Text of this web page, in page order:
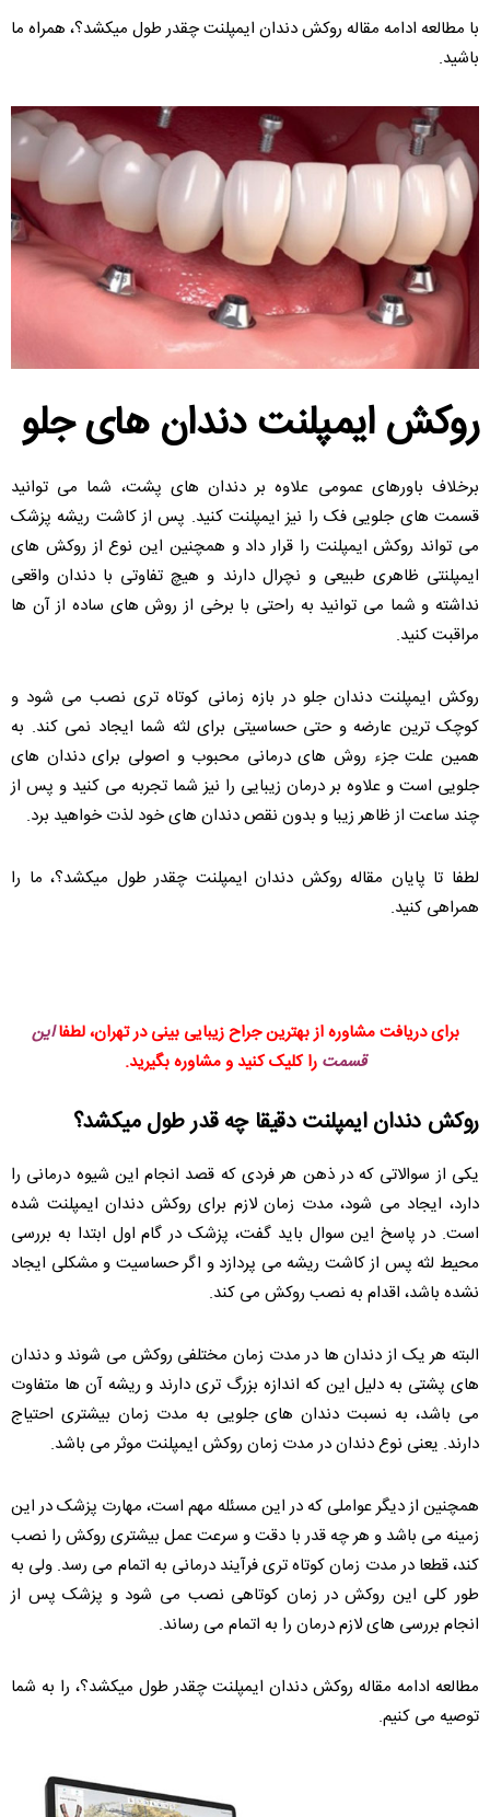
با مطالعه ادامه مقاله روکش دندان ایمپلنت چقدر طول میکشد؟، همراه ما
باشید.
روکش ایمپلنت دندان های جلو
برخلاف باورهای عمومی علاوه بر دندان های پشت، شما می توانید
قسمت های جلویی فک را نیز ایمپلنت کنید. پس از کاشت ریشه پزشک
می تواند روکش ایمپلنت را قرار داد و همچنین این نوع از روکش های
ایمپلنتی ظاهری طبیعی و نچرال دارند و هیچ تفاوتی با دندان واقعی
نداشته و شما می توانید به راحتی با برخی از روش های ساده از آن ها
مراقبت کنید.
روکش ایمپلنت دندان جلو در بازه زمانی کوتاه تری نصب می شود و
کوچک ترین عارضه و حتی حساسیتی برای لثه شما ایجاد نمی کند. به
همین علت جزء روش های درمانی محبوب و اصولی برای دندان های
جلویی است و علاوه بر درمان زیبایی را نیز شما تجربه می کنید و پس از
چند ساعت از ظاهر زیبا و بدون نقص دندان های خود لذت خواهید برد.
لطفا تا پایان مقاله روکش دندان ایمپلنت چقدر طول میکشد؟، ما را
همراهی کنید.
برای دریافت مشاوره از بهترین جراح زیبایی بینی در تهران، لطفااین
قسمت را کلیک کنید و مشاوره بگیرید.
روکش دندان ایمپلنت دقیقا چه قدر طول میکشد؟
یکی از سوالاتی که در ذهن هر فردی که قصد انجام این شیوه درمانی را
دارد، ایجاد می شود، مدت زمان لازم برای روکش دندان ایمپلنت شده
است. در پاسخ این سوال باید گفت، پزشک در گام اول ابتدا به بررسی
محیط لثه پس از کاشت ریشه می پردازد و اگر حساسیت و مشکلی ایجاد
نشده باشد، اقدام به نصب روکش می کند.
البته هر یک از دندان ها در مدت زمان مختلفی روکش می شوند و دندان
های پشتی به دلیل این که اندازه بزرگ تری دارند و ریشه آن ها متفاوت
می باشد، به نسبت دندان های جلویی به مدت زمان بیشتری احتیاج
دارند. یعنی نوع دندان در مدت زمان روکش ایمپلنت موثر می باشد.
همچنین از دیگر عواملی که در این مسئله مهم است، مهارت پزشک در این
زمینه می باشد و هر چه قدر با دقت و سرعت عمل بیشتری روکش را نصب
کند، قطعا در مدت زمان کوتاه تری فرآیند درمانی به اتمام می رسد. ولی به
طور کلی این روکش در زمان کوتاهی نصب می شود و پزشک پس از
انجام بررسی های لازم درمان را به اتمام می رساند.
مطالعه ادامه مقاله روکش دندان ایمپلنت چقدر طول میکشد؟، را به شما
توصیه می کنیم.